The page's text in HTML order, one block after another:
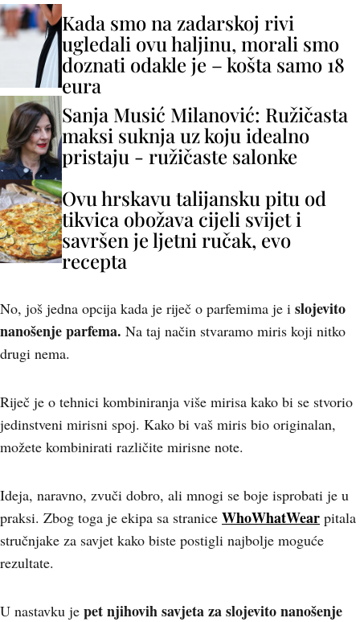
Kada smo na zadarskoj rivi
ugledali ovu haljinu, morali smo
doznati odakle je – košta samo 18
eura
Sanja Musić Milanović: Ružičasta
maksi suknja uz koju idealno
pristaju - ružičaste salonke
Ovu hrskavu talijansku pitu od
tikvica obožava cijeli svijet i
savršen je ljetni ručak, evo
recepta
No, još jedna opcija kada je riječ o parfemima je i slojevito
nanošenje parfema. Na taj način stvaramo miris koji nitko
drugi nema.
Riječ je o tehnici kombiniranja više mirisa kako bi se stvorio
jedinstveni mirisni spoj. Kako bi vaš miris bio originalan,
možete kombinirati različite mirisne note.
Ideja, naravno, zvuči dobro, ali mnogi se boje isprobati je u
praksi. Zbog toga je ekipa sa stranice WhoWhatWear pitala
stručnjake za savjet kako biste postigli najbolje moguće
rezultate.
U nastavku je pet njihovih savjeta za slojevito nanošenje